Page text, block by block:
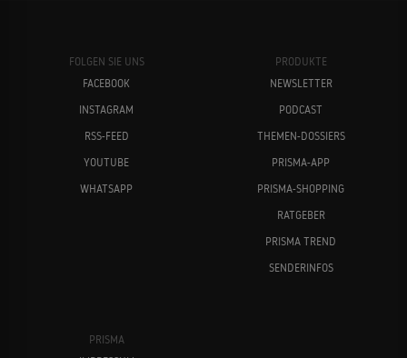
FOLGEN SIE UNS
FACEBOOK
INSTAGRAM
RSS-FEED
YOUTUBE
WHATSAPP
PRODUKTE
NEWSLETTER
PODCAST
THEMEN-DOSSIERS
PRISMA-APP
PRISMA-SHOPPING
RATGEBER
PRISMA TREND
SENDERINFOS
PRISMA